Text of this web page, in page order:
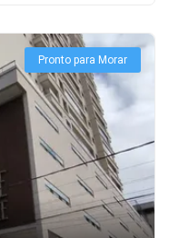
Pronto para Morar